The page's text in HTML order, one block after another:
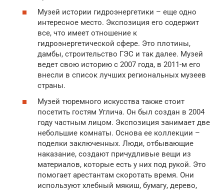
Музей истории гидроэнергетики – еще одно
интересное место. Экспозиция его содержит
все, что имеет отношение к
гидроэнергетической сфере. Это плотины,
дамбы, строительство ГЭС и так далее. Музей
ведет свою историю с 2007 года, в 2011-м его
внесли в список лучших региональных музеев
страны.
Музей тюремного искусства также стоит
посетить гостям Углича. Он был создан в 2004
году частным лицом. Экспозиция занимает две
небольшие комнаты. Основа ее коллекции –
поделки заключенных. Люди, отбывающие
наказание, создают причудливые вещи из
материалов, которые есть у них под рукой. Это
помогает арестантам скоротать время. Они
используют хлебный мякиш, бумагу, дерево,